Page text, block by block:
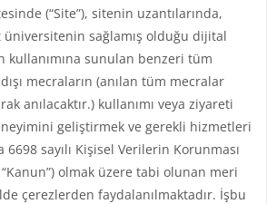
(“Site”), sitenin uzantılarında,
sağlamış olduğu dijital
kullanımına sunulan benzeri tüm
mecraların (anılan tüm mecralar
anılacaktır.) kullanımı veya ziyareti
geliştirmek ve gerekli hizmetleri
sayılı Kişisel Verilerin Korunması
“Kanun”) olmak üzere tabi olunan meri
çerezlerden faydalanılmaktadır. İşbu